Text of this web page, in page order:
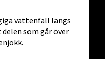
vattenfall längs
som går över